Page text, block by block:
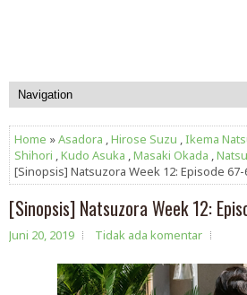
Home »Asadora ,Hirose Suzu ,Ikema
Shihori ,Kudo Asuka ,Masaki Okada ,
[Sinopsis] Natsuzora Week 12: Episode 67-
[Sinopsis] Natsuzora Week 12:
Juni 20, 2019 Tidak ada komentar